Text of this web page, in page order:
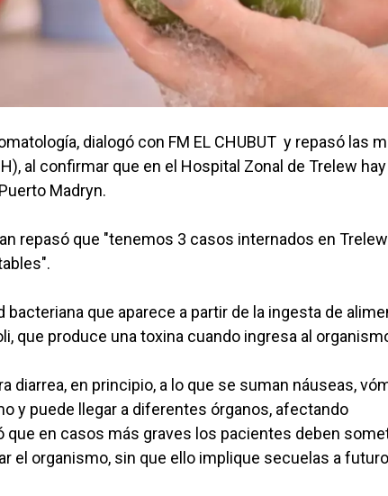
dialogó con FM EL CHUBUT y repasó las
al confirmar que en el Hospital Zonal de Trelew hay
Madryn.
repasó que "tenemos 3 casos internados en
que aparece a partir de la ingesta de
que produce una toxina cuando ingresa al
diarrea, en principio, a lo que se suman náuseas,
y puede llegar a diferentes órganos, afectando
en casos más graves los pacientes deben
el organismo, sin que ello implique secuelas a